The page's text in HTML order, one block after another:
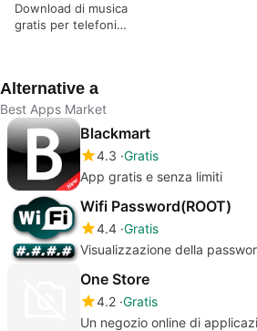
Download di musica
gratis per telefoni
Alternative a
Best Apps Market
Blackmart
4.3 Gratis
App gratis e senza limiti
Wifi Password(ROOT)
4.4 Gratis
Visualizzazione della
One Store
4.2 Gratis
Un negozio online di